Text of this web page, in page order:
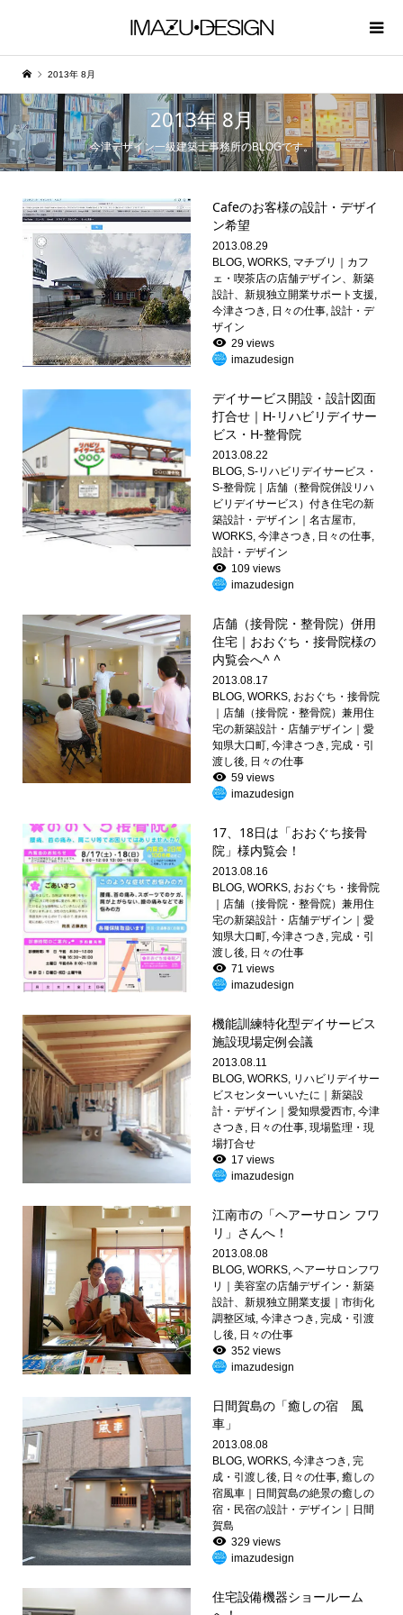
2013年 8月
2013年 8月
今津デザイン一級建築士事務所のBLOGです。
Cafeのお客様の設計・デザイ
ン希望
2013.08.29
BLOG,WORKS, マチブリ｜カフ
ェ・喫茶店の店舗デザイン、新築
設計、新規独立開業サポート支援,
今津さつき , 日々の仕事,設計・デ
ザイン
29 views
imazudesign
デイサービス開設・設計図面
打合せ｜H-リハビリデイサー
ビス・H-整骨院
2013.08.22
BLOG,S-リハビリデイサービス・
S-整骨院｜店舗（整骨院併設リハ
ビリデイサービス）付き住宅の新
築設計・デザイン｜名古屋市,
WORKS,今津さつき , 日々の仕事,
設計・デザイン
109 views
imazudesign
店舗（接骨院・整骨院）併用
住宅｜おおぐち・接骨院様の
内覧会へ^ ^
2013.08.17
BLOG,WORKS, おおぐち・接骨院
｜店舗（接骨院・整骨院）兼用住
宅の新築設計・店舗デザイン｜愛
知県大口町,今津さつき ,完成・引
渡し後, 日々の仕事
59 views
imazudesign
17、18日は「おおぐち接骨
院」様内覧会！
2013.08.16
BLOG,WORKS, おおぐち・接骨院
｜店舗（接骨院・整骨院）兼用住
宅の新築設計・店舗デザイン｜愛
知県大口町,今津さつき ,完成・引
渡し後, 日々の仕事
71 views
imazudesign
機能訓練特化型デイサービス
施設現場定例会議
2013.08.11
BLOG,WORKS, リハビリデイサー
ビスセンターいいたに｜新築設
計・デザイン｜愛知県愛西市,今津
さつき , 日々の仕事,現場監理・現
場打合せ
17 views
imazudesign
江南市の「ヘアーサロン フワ
リ」さんへ！
2013.08.08
BLOG,WORKS,ヘアーサロンフワ
リ｜美容室の店舗デザイン・新築
設計、新規独立開業支援｜市街化
調整区域,今津さつき ,完成・引渡
し後, 日々の仕事
352 views
imazudesign
日間賀島の「癒しの宿 風
車」
2013.08.08
BLOG,WORKS,今津さつき ,完
成・引渡し後, 日々の仕事,癒しの
宿風車｜日間賀島の絶景の癒しの
宿・民宿の設計・デザイン｜日間
賀島
329 views
imazudesign
住宅設備機器ショールーム